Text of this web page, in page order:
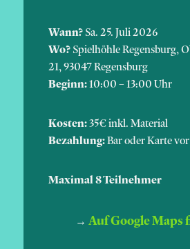
Wann?Sa. 25. Juli 2026
Wo?Spielhöhle Regensburg,
21, 93047 Regensburg
Beginn:10:00 – 13:00 Uhr
Kosten:35€ inkl. Material
Bezahlung:Bar oder Karte
Maximal 8 Teilnehmer
→ Auf Google Maps